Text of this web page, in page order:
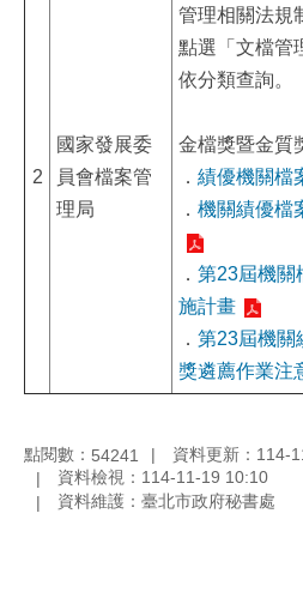
2
國家發展委
員會檔案管
理局
管理相關法規
點選「文檔管
依分類查詢。
金檔獎暨金質
． 績優機關檔
． 機關績優檔
． 第23屆機關
施計畫
． 第23屆機關
獎遴薦作業注
點閱數： 54241
資料更新：114-
資料檢視：114-11-19 10:10
資料維護：臺北市政府秘書處